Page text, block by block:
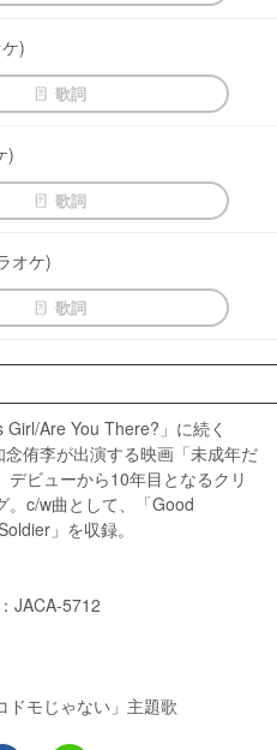
)
歌詞
)
歌詞
オケ)
歌詞
Are You There?」に続く
侑李が出演する映画「未成年だ
ビューから10年目となるクリ
。c/w曲として、「Good
」を収録。
JACA-5712
ドモじゃない」主題歌